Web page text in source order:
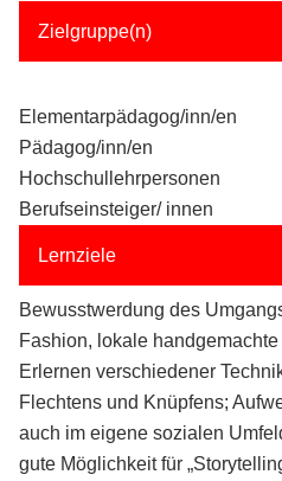
Zielgruppe(n)
Elementarpädagog/inn/en
Pädagog/inn/en
Hochschullehrpersonen
Berufseinsteiger/ innen
Lernziele
Bewusstwerdung des
Fashion, lokale
Erlernen verschiedener
Flechtens und Knüpfens;
auch im eigene sozialen
gute Möglichkeit für